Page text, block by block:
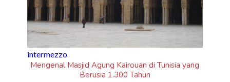
intermezzo
Mengenal Masjid Agung Kairouan di Tunisia yang
Berusia 1.300 Tahun